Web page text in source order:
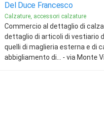
Del Duce Francesco
Calzature, accessori calzature
Commercio al dettaglio di
dettaglio di articoli di vestiario
quelli di maglieria esterna e di
abbigliamento di... - via Monte